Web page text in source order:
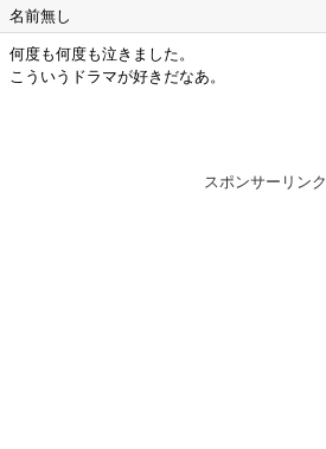
名前無し
何度も何度も泣きました。
こういうドラマが好きだなあ。
スポンサーリンク